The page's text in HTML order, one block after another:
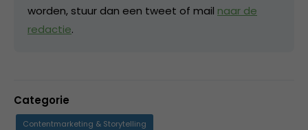
worden, stuur dan een tweet of mail naar de
redactie.
Categorie
Contentmarketing & Storytelling